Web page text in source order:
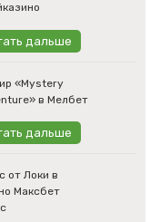
дальше
«Mystery
в Мелбет
дальше
от Локи в
Максбет